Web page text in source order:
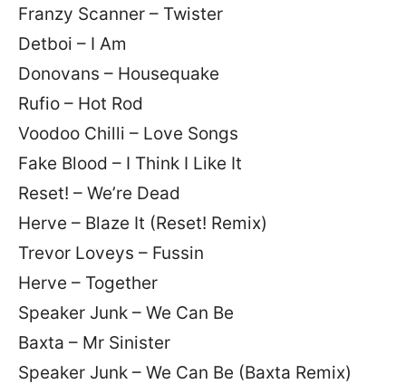
Franzy Scanner – Twister
Detboi – I Am
Donovans – Housequake
Rufio – Hot Rod
Voodoo Chilli – Love Songs
Fake Blood – I Think I Like It
Reset! – We’re Dead
Herve – Blaze It (Reset! Remix)
Trevor Loveys – Fussin
Herve – Together
Speaker Junk – We Can Be
Baxta – Mr Sinister
Speaker Junk – We Can Be (Baxta Remix)